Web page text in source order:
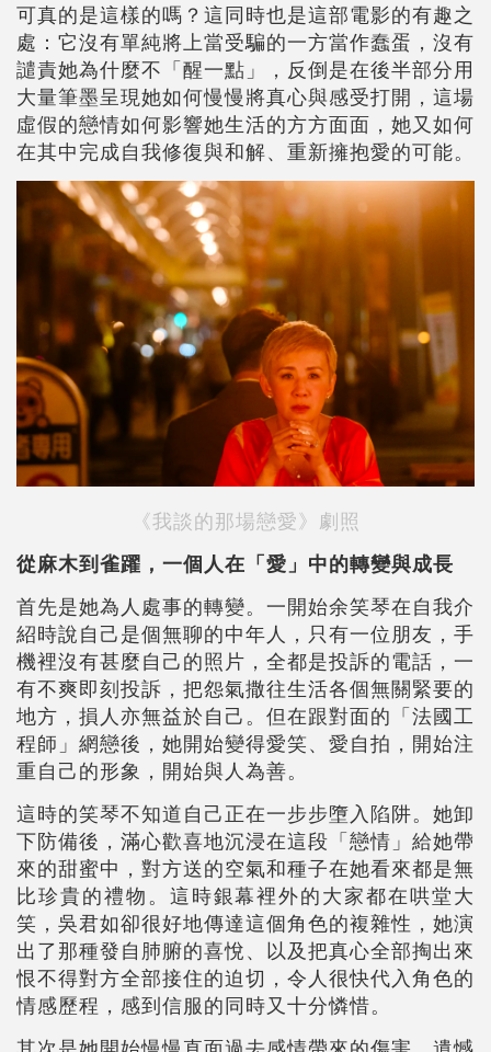
可真的是這樣的嗎？這同時也是這部電影的有趣之
處：它沒有單純將上當受騙的一方當作蠢蛋，沒有
譴責她為什麼不「醒一點」，反倒是在後半部分用
大量筆墨呈現她如何慢慢將真心與感受打開，這場
虛假的戀情如何影響她生活的方方面面，她又如何
在其中完成自我修復與和解、重新擁抱愛的可能。
《我談的那場戀愛》劇照
從麻木到雀躍，一個人在「愛」中的轉變與成長
首先是她為人處事的轉變。一開始余笑琴在自我介
紹時說自己是個無聊的中年人，只有一位朋友，手
機裡沒有甚麼自己的照片，全都是投訴的電話，一
有不爽即刻投訴，把怨氣撒往生活各個無關緊要的
地方，損人亦無益於自己。但在跟對面的「法國工
程師」網戀後，她開始變得愛笑、愛自拍，開始注
重自己的形象，開始與人為善。
這時的笑琴不知道自己正在一步步墮入陷阱。她卸
下防備後，滿心歡喜地沉浸在這段「戀情」給她帶
來的甜蜜中，對方送的空氣和種子在她看來都是無
比珍貴的禮物。這時銀幕裡外的大家都在哄堂大
笑，吳君如卻很好地傳達這個角色的複雜性，她演
出了那種發自肺腑的喜悅、以及把真心全部掏出來
恨不得對方全部接住的迫切，令人很快代入角色的
情感歷程， 感到信服的同時又十分憐惜。